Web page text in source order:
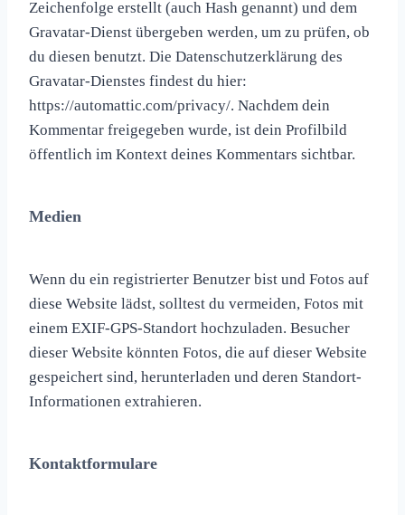
Zeichenfolge erstellt (auch Hash genannt) und dem
Gravatar-Dienst übergeben werden, um zu prüfen, ob
du diesen benutzt. Die Datenschutzerklärung des
Gravatar-Dienstes findest du hier:
https://automattic.com/privacy/. Nachdem dein
Kommentar freigegeben wurde, ist dein Profilbild
öffentlich im Kontext deines Kommentars sichtbar.
Medien
Wenn du ein registrierter Benutzer bist und Fotos auf
diese Website lädst, solltest du vermeiden, Fotos mit
einem EXIF-GPS-Standort hochzuladen. Besucher
dieser Website könnten Fotos, die auf dieser Website
gespeichert sind, herunterladen und deren Standort-
Informationen extrahieren.
Kontaktformulare